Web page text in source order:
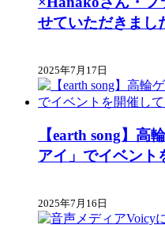
せていただきまし
2025年7月17日
【earth song】高
アイ」でイベント
2025年7月16日